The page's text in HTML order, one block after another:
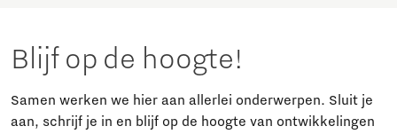
Blijf op de hoogte!
Samen werken we hier aan allerlei onderwerpen. Sluit je
aan, schrijf je in en blijf op de hoogte van ontwikkelingen